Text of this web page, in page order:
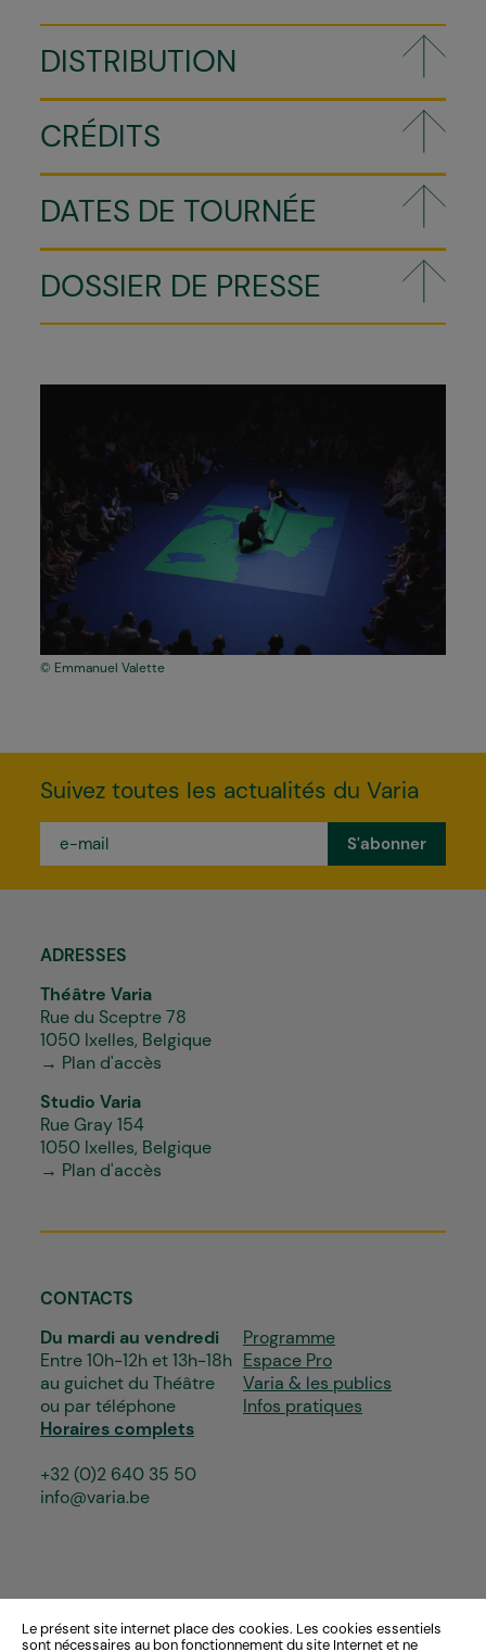
Le présent site internet place des cookies. Les cookies essentiels
sont nécessaires au bon fonctionnement du site Internet et ne
Emmanuel Valette
DISTRIBUTION
CRÉDITS
DATES DE TOURNÉE
DOSSIER DE PRESSE
Suivez toutes les actualités du Varia
mail
ADRESSES
Théâtre Varia
Rue du Sceptre 78
1050 Ixelles, Belgique
→ Plan d'accès
Studio Varia
Rue Gray 154
1050 Ixelles, Belgique
→ Plan d'accès
CONTACTS
Du mardi au vendredi
Entre 10h-12h et 13h-18h
au guichet du Théâtre
ou par téléphone
Horaires complets
+32 (0)2 640 35 50
info@varia.be
Programme
Espace Pro
Varia & les publics
Infos pratiques